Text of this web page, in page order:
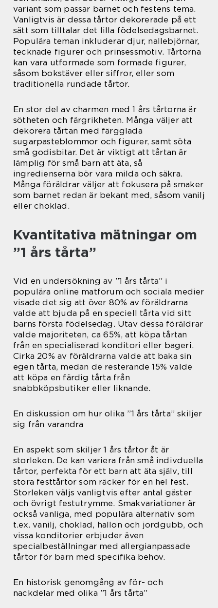
variant som passar barnet och festens tema.
Vanligtvis är dessa tårtor dekorerade på ett
sätt som tilltalar det lilla födelsedagsbarnet.
Populära teman inkluderar djur, nallebjörnar,
tecknade figurer och prinsessmotiv. Tårtorna
kan vara utformade som formade figurer,
såsom bokstäver eller siffror, eller som
traditionella rundade tårtor.
En stor del av charmen med 1 års tårtorna är
sötheten och färgrikheten. Många väljer att
dekorera tårtan med färgglada
sugarpasteblommor och figurer, samt söta
små godisbitar. Det är viktigt att tårtan är
lämplig för små barn att äta, så
ingredienserna bör vara milda och säkra.
Många föräldrar väljer att fokusera på smaker
som barnet redan är bekant med, såsom vanilj
eller choklad.
Kvantitativa mätningar om
”1 års tårta”
Vid en undersökning av ”1 års tårta” i
populära online matforum och sociala medier
visade det sig att över 80% av föräldrarna
valde att bjuda på en speciell tårta vid sitt
barns första födelsedag. Utav dessa föräldrar
valde majoriteten, ca 65%, att köpa tårtan
från en specialiserad konditori eller bageri.
Cirka 20% av föräldrarna valde att baka sin
egen tårta, medan de resterande 15% valde
att köpa en färdig tårta från
snabbköpsbutiker eller liknande.
En diskussion om hur olika ”1 års tårta” skiljer
sig från varandra
En aspekt som skiljer 1 års tårtor åt är
storleken. De kan variera från små indivduella
tårtor, perfekta för ett barn att äta själv, till
stora festtårtor som räcker för en hel fest.
Storleken väljs vanligtvis efter antal gäster
och övrigt festutrymme. Smakvariationer är
också vanliga, med populära alternativ som
t.ex. vanilj, choklad, hallon och jordgubb, och
vissa konditorier erbjuder även
specialbeställningar med allergianpassade
tårtor för barn med specifika behov.
En historisk genomgång av för- och
nackdelar med olika ”1 års tårta”